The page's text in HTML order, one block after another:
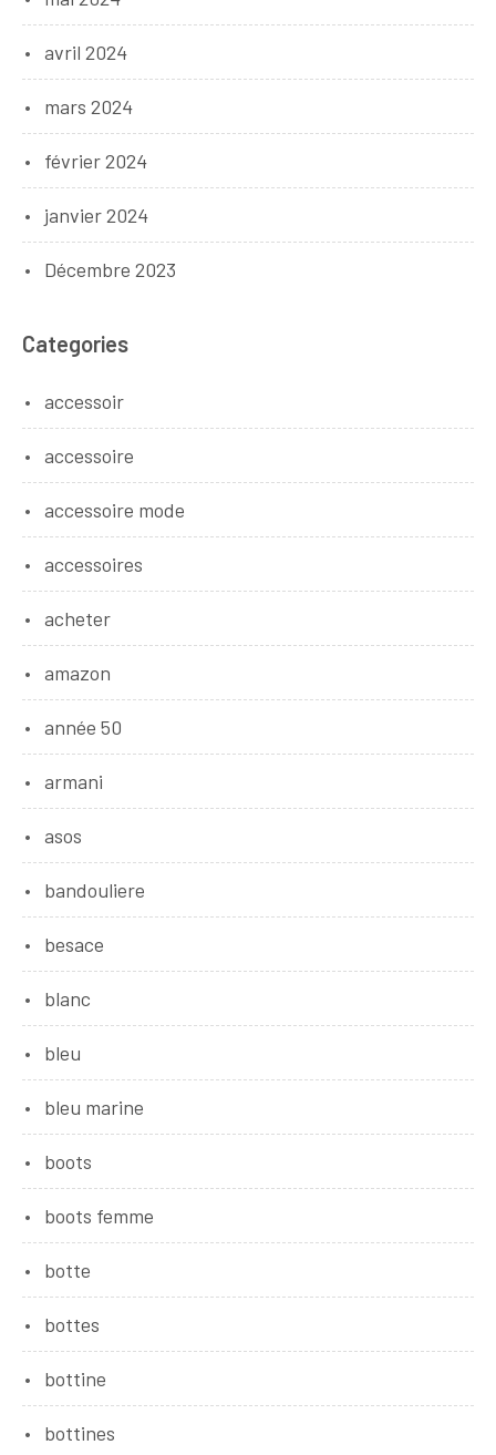
avril 2024
mars 2024
février 2024
janvier 2024
Décembre 2023
Categories
accessoir
accessoire
accessoire mode
accessoires
acheter
amazon
année 50
armani
asos
bandouliere
besace
blanc
bleu
bleu marine
boots
boots femme
botte
bottes
bottine
bottines